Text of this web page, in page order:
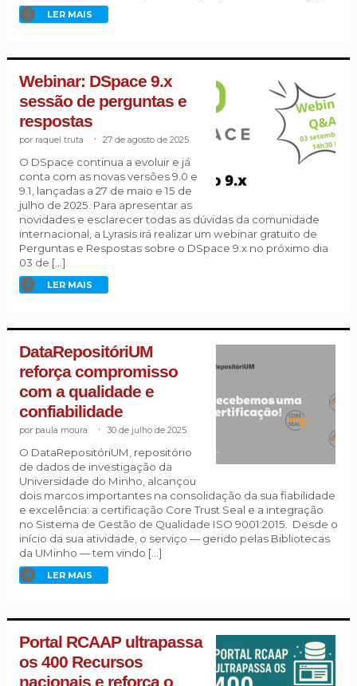
LER MAIS
Webinar: DSpace 9.x
sessão de perguntas e
respostas
raquel truta 27 de agosto de 2025
O DSpace continua a evoluir e já
conta com as novas versões 9.0 e
9.1, lançadas a 27 de maio e 15 de
julho de 2025. Para apresentar as
novidades e esclarecer todas as dúvidas da comunidade
internacional, a Lyrasis irá realizar um webinar gratuito de
Perguntas e Respostas sobre o DSpace 9.x no próximo dia
03 de […]
LER MAIS
DataRepositóriUM
reforça compromisso
com a qualidade e
confiabilidade
paula moura 30 de julho de 2025
O DataRepositóriUM, repositório
de dados de investigação da
Universidade do Minho, alcançou
dois marcos importantes na consolidação da sua fiabilidade
e excelência: a certificação Core Trust Seal e a integração
no Sistema de Gestão de Qualidade ISO 9001:2015. Desde o
início da sua atividade, o serviço — gerido pelas Bibliotecas
da UMinho — tem vindo […]
LER MAIS
Portal RCAAP ultrapassa
os 400 Recursos